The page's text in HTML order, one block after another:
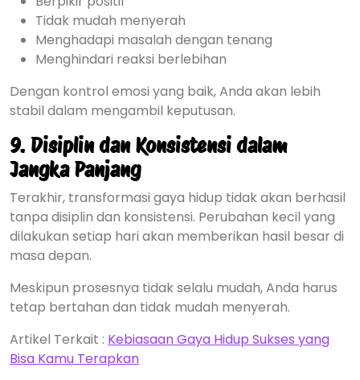
Tidak mudah menyerah
Menghadapi masalah dengan tenang
Menghindari reaksi berlebihan
Dengan kontrol emosi yang baik, Anda akan lebih
stabil dalam mengambil keputusan.
9. Disiplin dan Konsistensi dalam
Jangka Panjang
Terakhir, transformasi gaya hidup tidak akan berhasil
tanpa disiplin dan konsistensi. Perubahan kecil yang
dilakukan setiap hari akan memberikan hasil besar di
masa depan.
Meskipun prosesnya tidak selalu mudah, Anda harus
tetap bertahan dan tidak mudah menyerah.
Artikel Terkait : Kebiasaan Gaya Hidup Sukses yang
Bisa Kamu Terapkan